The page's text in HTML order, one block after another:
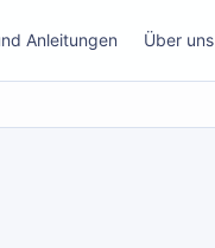
Anleitungen Über uns